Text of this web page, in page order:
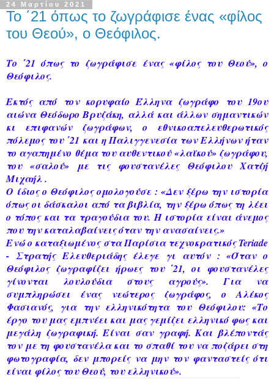
24 Μαρτίου 2021
Το ΄21 όπως το ζωγράφισε ένας «φίλος
του Θεού», ο Θεόφιλος.
Το ΄21 όπως το ζωγράφισε ένας «φίλος του Θεού», ο
Θεόφιλος.
Εκτός από τον κορυφαίο Έλληνα ζωγράφο του 19ου
αιώνα Θεόδωρο Βρυζάκη, αλλά και άλλων σημαντικών
κι επιφανών ζωγράφων, ο εθνικοαπελευθερωτικός
πόλεμος του ΄21 και η Παλιγγενεσία των Ελλήνων ήταν
το αγαπημένο θέμα του αυθεντικού «λαϊκού» ζωγράφου,
του «σαλού» με τις φουστανέλες Θεόφιλου Χατζή
Μιχαήλ .
Ο ίδιος ο Θεόφιλος ομολογούσε : «Δεν ξέρω την ιστορία
όπως οι δάσκαλοι από τα βιβλία, την ξέρω όπως τη λέει
ο τόπος και τα τραγούδια του. Η ιστορία είναι άνεμος
που την καταλαβαίνεις όταν την ανασαίνεις.»
Ενώ ο καταξιωμένος στα Παρίσια τεχνοκρατικός Teriade
- Στρα­τής Ελευθεριάδης έλεγε γι αυτόν : «Όταν ο
Θεόφιλος ζωγραφίζει ήρωες του ΄21, οι φουστανέλες
γίνονται λουλούδια στους αγρούς». Για να
συμπληρώσει ένας νεώτερος ζωγράφος, ο Αλέκος
Φασιανός, για την ελληνικότητα του Θεόφιλου: «Το
έργο του μας εμπνέει και μας γεμίζει ελληνικό φως και
μεγάλη ζωγραφική. Είναι σαν γραφή. Και βλέποντάς
τον με τη φουστανέλα και το σπαθί του να ποζάρει στη
φωτογραφία, δεν μπορείς να μην τον φανταστείς ότι
είναι φίλος του Θεού, του ελληνικού».